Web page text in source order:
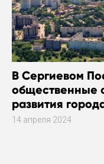
В Сергиевом
общественные
развития
14 апреля 2024